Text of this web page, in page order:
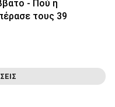
- Πού η
τους 39